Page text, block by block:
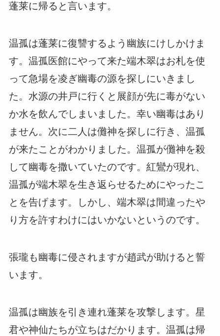
蓬莱に帰ると言います。
温孤は蓬莱に復讐するよう幽族にけしかけま
す。温孤医館にやって来た端木翠はお札を使
って急場を凌ぎ幽毒の源を探しにいきまし
た。水源の井戸に行くと展顔が先に毒がない
か水を飲んでしまいました。幸い幽毒はあり
ません。次に二人は儺神を探しに行き、温孤
が来たことがわかりました。温孤が儺神を殺
して幽毒を撒いていたのです。紅鸞が現れ、
温孤が端木翠を生き返らせるためにやったこ
とを告げます。しかし、端木翠は間違ったや
り方を許すわけにはいかないというのです。
張瓏も幽毒に侵されますが趙武が助けると誓
います。
温孤は幽族を引き連れ蓬莱を攻撃します。星
君や神仙たちが立ちはだかります。温孤は帰